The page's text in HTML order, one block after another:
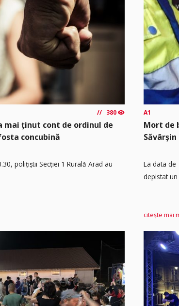
380
mai ținut cont de ordinul de
concubină
polițiștii Secției 1 Rurală Arad au
A1
Mort de
Săvârșin
​La data de
depistat
citește mai